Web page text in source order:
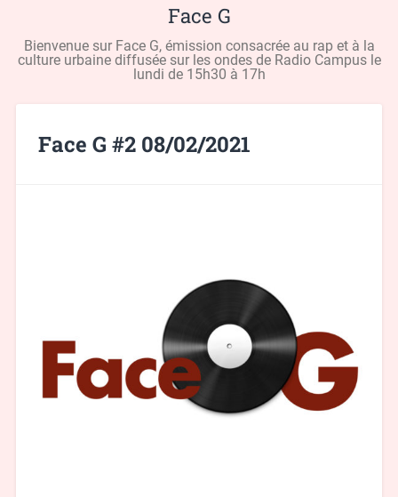
Face G
Bienvenue sur Face G, émission consacrée au rap et à la
culture urbaine diffusée sur les ondes de Radio Campus le
lundi de 15h30 à 17h
Face G #2 08/02/2021